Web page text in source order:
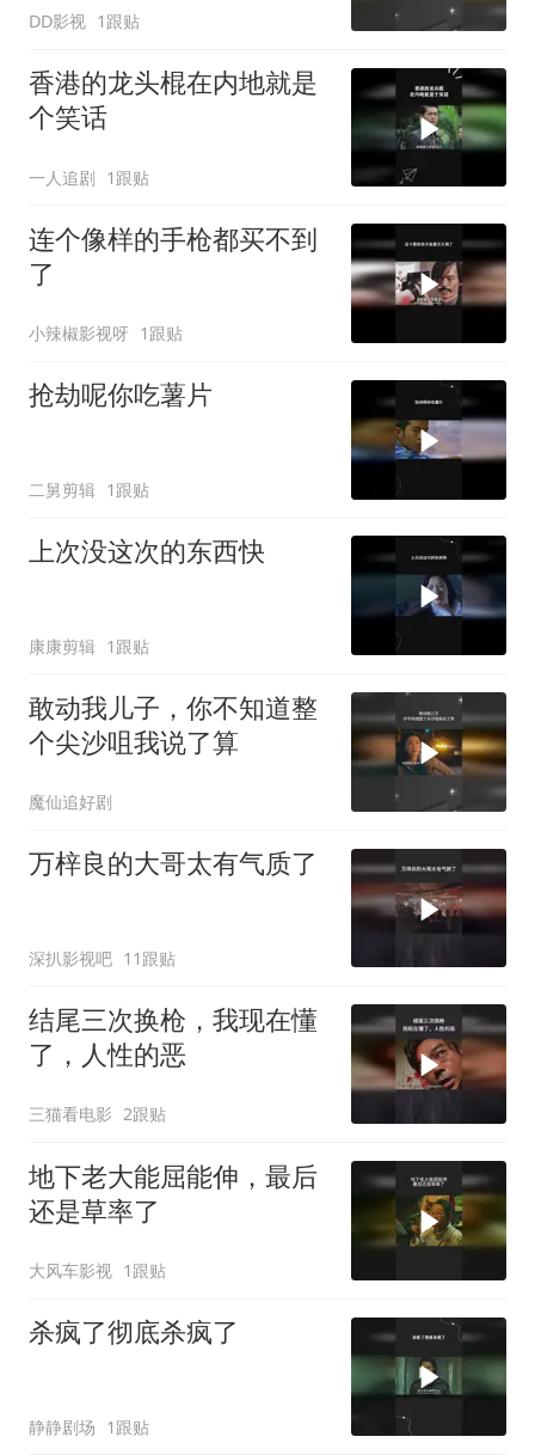
DD影视 1跟贴
香港的龙头棍在内地就是
个笑话
一人追剧 1跟贴
连个像样的手枪都买不到
了
小辣椒影视呀 1跟贴
抢劫呢你吃薯片
二舅剪辑 1跟贴
上次没这次的东西快
康康剪辑 1跟贴
敢动我儿子，你不知道整
个尖沙咀我说了算
魔仙追好剧
万梓良的大哥太有气质了
深扒影视吧 11跟贴
结尾三次换枪，我现在懂
了，人性的恶
三猫看电影 2跟贴
地下老大能屈能伸，最后
还是草率了
大风车影视 1跟贴
杀疯了彻底杀疯了
静静剧场 1跟贴